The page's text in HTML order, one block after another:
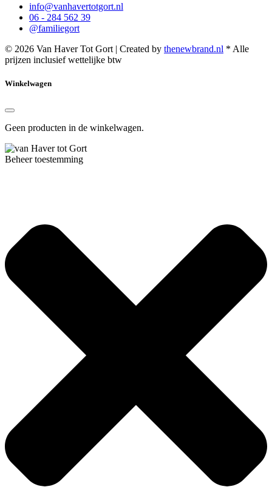
info@vanhavertotgort.nl
06 - 284 562 39
@familiegort
© 2026 Van Haver Tot Gort | Created by thenewbrand.nl * Alle
prijzen inclusief wettelijke btw
Winkelwagen
Geen producten in de winkelwagen.
Beheer toestemming